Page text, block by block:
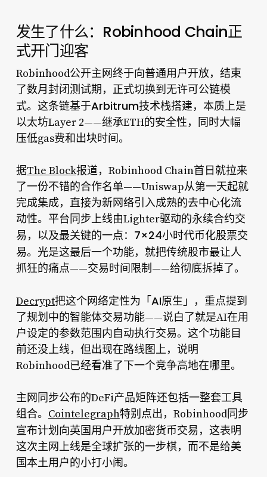
发生了什么：Robinhood Chain正
式开门迎客
Robinhood公开主网终于向普通用户开放，结束
了数月封闭测试期，正式切换到无许可公链模
式。这条链基于Arbitrum技术栈搭建，本质上是
以太坊Layer 2——继承ETH的安全性，同时大幅
压低gas费和出块时间。
据The Block报道，Robinhood Chain首日就拉来
了一份不错的合作名单——Uniswap从第一天起就
完成集成，直接为新网络引入成熟的去中心化流
动性。平台同步上线由Lighter驱动的永续合约交
易，以及最关键的一点： 7×24小时代币化股票交
易。光是这最后一个功能，就把传统股市最让人
抓狂的痛点——交易时间限制——给彻底拆掉了。
Decrypt把这个网络定性为 「AI原生」
，重点提到
了规划中的智能体交易功能——说白了就是AI在用
户设定的参数范围内自动执行交易。这个功能目
前还没上线，但出现在路线图上，说明
Robinhood已经看准了下一个竞争高地在哪里。
主网同步公布的DeFi产品矩阵还包括一整套工具
组合。 Cointelegraph特别点出，Robinhood同步
宣布计划向英国用户开放加密货币交易，这表明
这次主网上线是全球扩张的一步棋，而不是给美
国本土用户的小打小闹。